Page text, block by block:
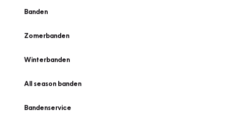
Banden
Zomerbanden
Winterbanden
All season banden
Bandenservice